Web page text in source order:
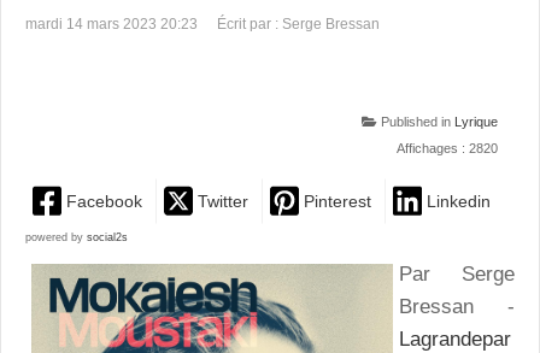
mardi 14 mars 2023 20:23 Écrit par : Serge Bressan
Published in
Lyrique
Affichages : 2820
Facebook Twitter Pinterest Linkedin
powered by social2s
Par Serge
Bressan -
Lagrandepar